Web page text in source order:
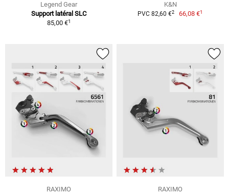
Legend Gear
Support latéral SLC
85,00 €1
K&N
PVC 82,60 €2 66,08 €1
RAXIMO
RAXIMO